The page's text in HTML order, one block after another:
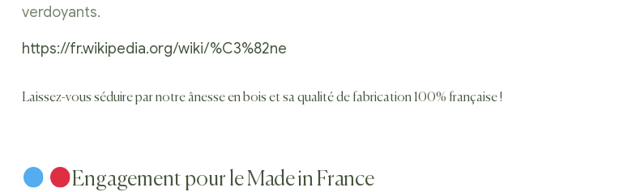
verdoyants.
https://fr.wikipedia.org/wiki/%C3%82ne
Laissez-vous séduire par notre ânesse en bois et sa qualité de fabrication 100% française !
Engagement pour le Made in France